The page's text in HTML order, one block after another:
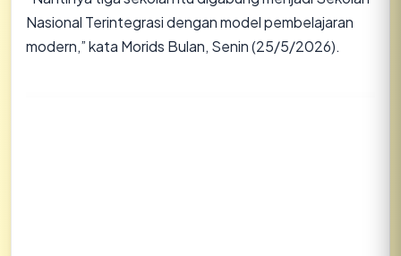
Nasional Terintegrasi dengan model pembelajaran
modern,” kata Morids Bulan, Senin (25/5/2026).